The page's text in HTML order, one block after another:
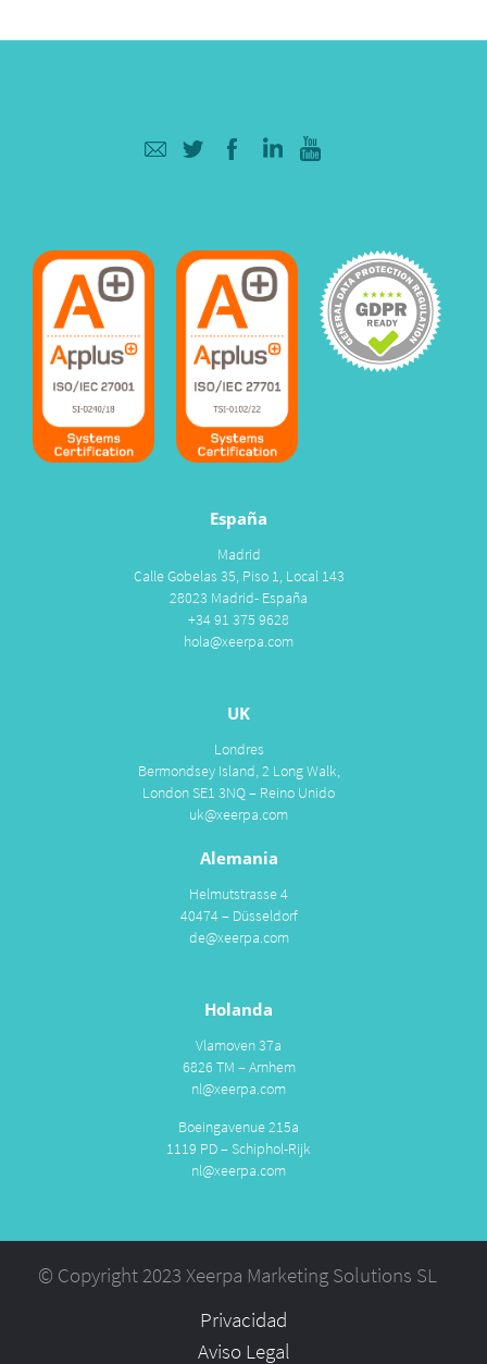
España
Madrid
Calle Gobelas 35, Piso 1, Local 143
28023 Madrid- España
+34 91 375 9628
hola@xeerpa.com
UK
Londres
Bermondsey Island, 2 Long Walk,
London SE1 3NQ – Reino Unido
uk@xeerpa.com
Alemania
Helmutstrasse 4
40474 – Düsseldorf
de@xeerpa.com
Holanda
Vlamoven 37a
6826 TM – Arnhem
nl@xeerpa.com
Boeingavenue 215a
1119 PD – Schiphol-Rijk
nl@xeerpa.com
© Copyright 2023 Xeerpa Marketing Solutions SL
Privacidad
Aviso Legal